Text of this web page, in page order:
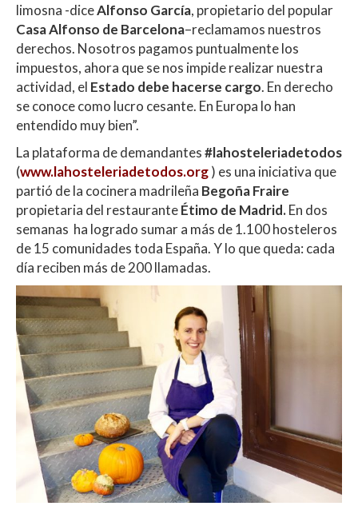
limosna -diceAlfonso García, propietario del popular
Casa Alfonso de Barcelona–reclamamos nuestros
derechos. Nosotros pagamos puntualmente los
impuestos, ahora que se nos impide realizar nuestra
actividad, el Estado debe hacerse cargo. En derecho
se conoce como lucro cesante. En Europa lo han
entendido muy bien”.
La plataforma de demandantes#lahosteleriadetodos
(www.lahosteleriadetodos.org) es una iniciativa que
partió de la cocinera madrileña Begoña Fraire
propietaria del restauranteÉtimo de Madrid.En dos
semanas ha logrado sumar a más de 1.100 hosteleros
de 15 comunidades toda España. Y lo que queda: cada
día reciben más de 200 llamadas.